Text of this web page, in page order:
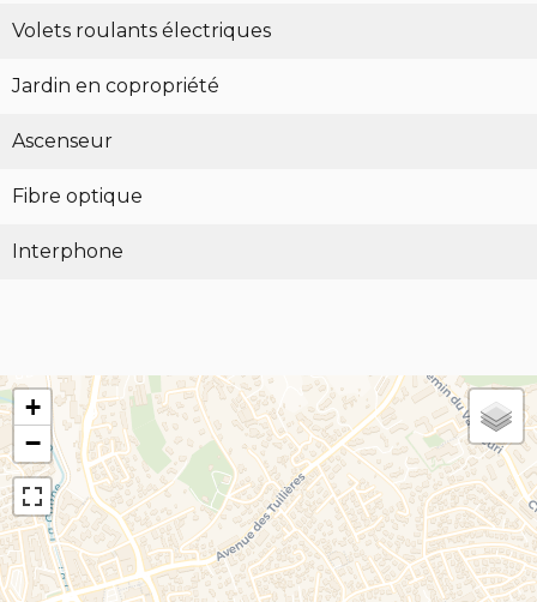
Volets roulants électriques
Jardin en copropriété
Ascenseur
Fibre optique
Interphone
+
−